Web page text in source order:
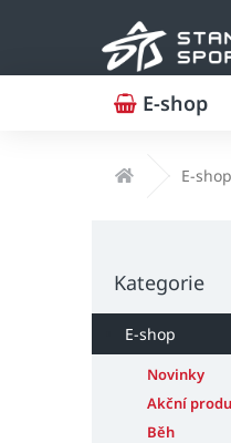
E-shop
Domů E-shop
a
kategorie
Kategorie
E-shop
Novinky
Akční
Běh